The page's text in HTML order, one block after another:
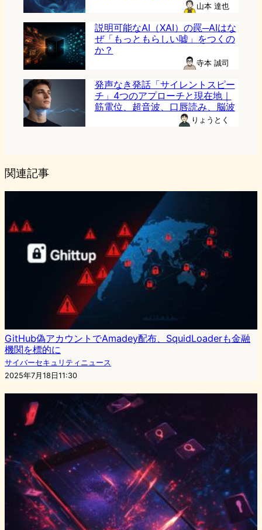
山本 達也
説明可能なAI（XAI）の罠─AIはな
ぜ「もっともらしい嘘」をつくの
か？
寺本 誠司
発声なき発話「サイレントスピー
チ」4つのアプローチと現在地｜
筋電位、超音波、口唇読み、脳波
りょうとく
関連記事
GitHub偽アカウントでAmadey配布、SquidLoaderも金融
機関を標的に
サイバーセキュリティニュース
2025年7月18日11:30